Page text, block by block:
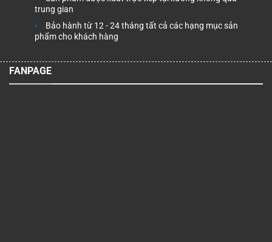
trung gian
Bảo hành từ 12 - 24 tháng tất cả các hạng mục sản
phẩm cho khách hàng
FANPAGE